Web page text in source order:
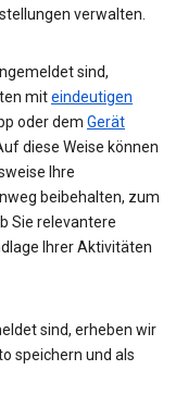
verwalten.
sind,
miteindeutigen
oder dem Gerät
diese Weise können
Ihre
beibehalten, zum
Sie relevantere
Ihrer Aktivitäten
sind, erheben wir
speichern und als